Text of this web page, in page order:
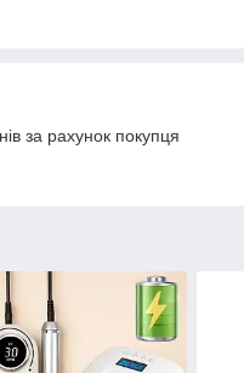
за рахунок покупця